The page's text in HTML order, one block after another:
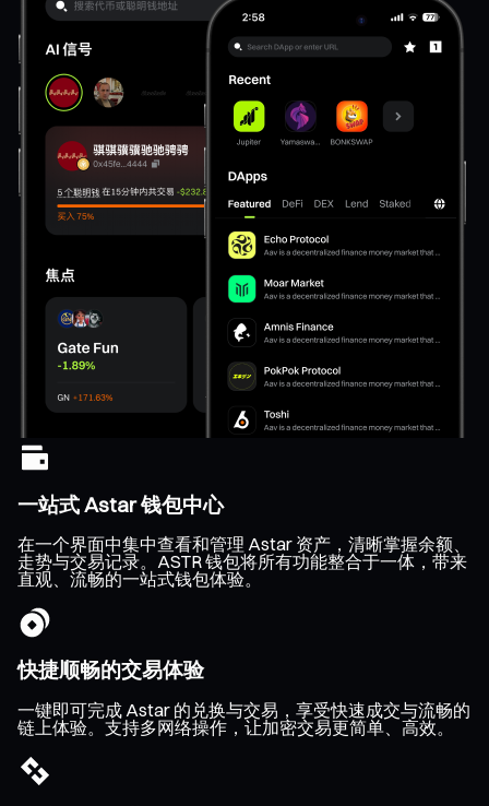
一站式 Astar 钱包中心
在一个界面中集中查看和管理 Astar 资产，清晰掌握余额、
走势与交易记录。ASTR 钱包将所有功能整合于一体，带来
直观、流畅的一站式钱包体验。
快捷顺畅的交易体验
一键即可完成 Astar 的兑换与交易，享受快速成交与流畅的
链上体验。支持多网络操作，让加密交易更简单、高效。